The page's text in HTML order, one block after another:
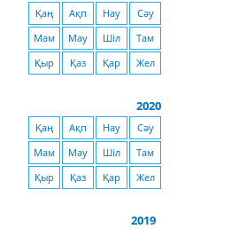
Қаң Ақп Нау
Сәу
Мам
Мау Шіл
Там
Қыр
Қаз Қар Жел
2020
Қаң Ақп Нау
Сәу
Мам
Мау Шіл
Там
Қыр
Қаз Қар Жел
2019